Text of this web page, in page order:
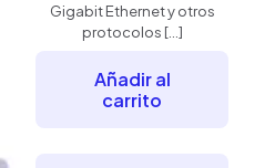
Gigabit Ethernet y otros
protocolos […]
Añadir al
carrito